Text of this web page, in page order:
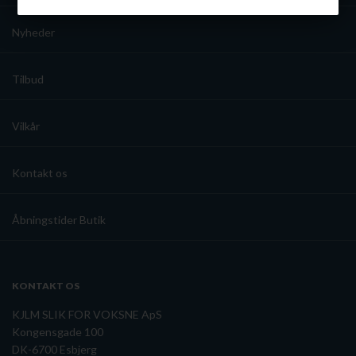
Nyheder
Tilbud
Vilkår
Kontakt os
Åbningstider Butik
KONTAKT OS
KJLM SLIK FOR VOKSNE ApS
Kongensgade 100
DK-6700 Esbjerg